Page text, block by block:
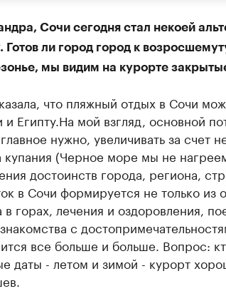
Сочи сегодня стал некоей
Готов ли город город к возросшему
мы видим на курорте
что пляжный отдых в Сочи
и Египту.На мой взгляд, основной
нужно, увеличивать за счет
купания (Черное море мы не
достоинств города, региона,
в Сочи формируется не только из
в горах, лечения и оздоровления,
с
все больше и больше. Вопрос:
даты - летом и зимой - курорт